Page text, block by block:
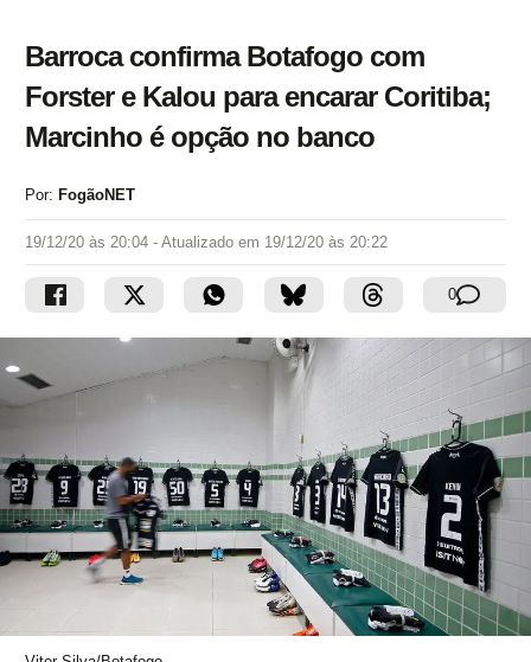
Barroca confirma Botafogo com
Forster e Kalou para encarar Coritiba;
Marcinho é opção no banco
Por: FogãoNET
19/12/20 às 20:04 - Atualizado em 19/12/20 às 20:22
0